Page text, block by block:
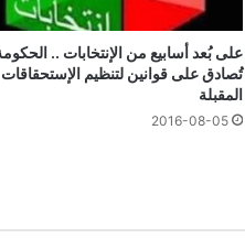
على بُعد أسابيع من الإنتخابات ..
تُصادق على قوانين لتنظيم الإستحقاقات
المقبلة
2016-08-05